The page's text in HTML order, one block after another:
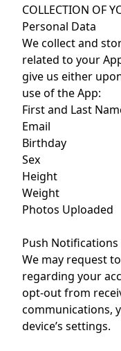
COLLECTION OF
Personal Data
We collect and
related to your
give us either
use of the App:
First and Last
Email
Birthday
Sex
Height
Weight
Photos Uploaded
Push Notifications
We may request
regarding your
opt-out from
communications,
device’s settings.